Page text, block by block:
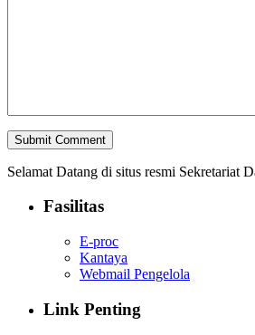
Selamat Datang di situs resmi Sekretariat
Fasilitas
E-proc
Kantaya
Webmail Pengelola
Link Penting